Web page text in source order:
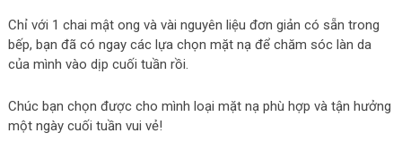
Chỉ với 1 chai mật ong và vài nguyên liệu đơn giản có sẵn trong
bếp, bạn đã có ngay các lựa chọn mặt nạ để chăm sóc làn da
của mình vào dịp cuối tuần rồi.
Chúc bạn chọn được cho mình loại mặt nạ phù hợp và tận hưởng
một ngày cuối tuần vui vẻ!